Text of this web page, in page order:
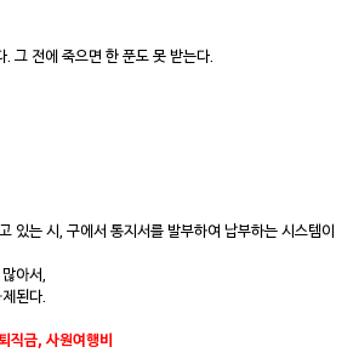
그 전에 죽으면 한 푼도 못 받는다.
있는 시, 구에서 통지서를 발부하여 납부하는 시스템이
아서,
된다.
직금, 사원여행비